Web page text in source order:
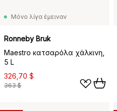
Μόνο λίγα έμειναν
Ronneby Bruk
Maestro κατσαρόλα χάλκινη,
5 L
326,70 $
363 $